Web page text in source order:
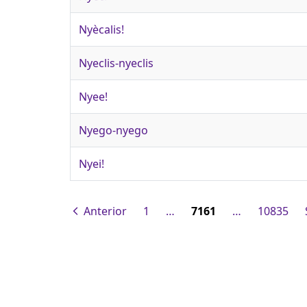
Nyècalis!
Nyeclis-nyeclis
Nyee!
Nyego-nyego
Nyei!
Anterior 1 … 7161 … 10835